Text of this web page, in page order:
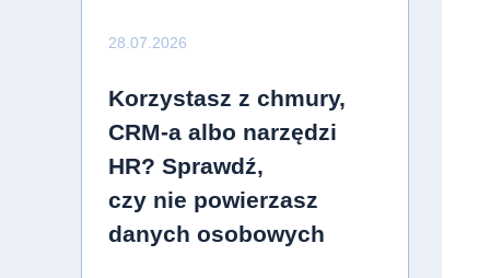
28.07.2026
Korzystasz z chmury,
CRM-a albo narzędzi
HR? Sprawdź,
czy nie powierzasz
danych osobowych